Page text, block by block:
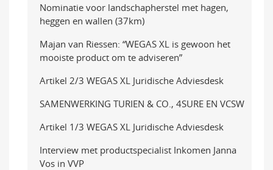
Nominatie voor landschapherstel met hagen,
heggen en wallen (37km)
Majan van Riessen: “WEGAS XL is gewoon het
mooiste product om te adviseren”
Artikel 2/3 WEGAS XL Juridische Adviesdesk
SAMENWERKING TURIEN & CO., 4SURE EN VCSW
Artikel 1/3 WEGAS XL Juridische Adviesdesk
Interview met productspecialist Inkomen Janna
Vos in VVP